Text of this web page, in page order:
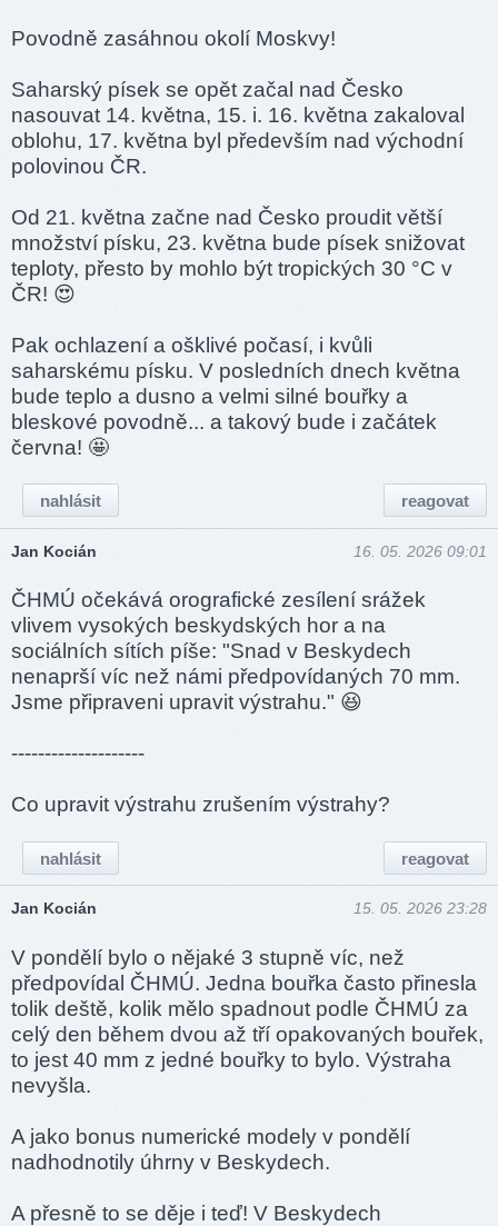
Povodně zasáhnou okolí Moskvy!
Saharský písek se opět začal nad Česko
nasouvat 14. května, 15. i. 16. května zakaloval
oblohu, 17. května byl především nad východní
polovinou ČR.
Od 21. května začne nad Česko proudit větší
množství písku, 23. května bude písek snižovat
teploty, přesto by mohlo být tropických 30 °C v
ČR! 😍
Pak ochlazení a ošklivé počasí, i kvůli
saharskému písku. V posledních dnech května
bude teplo a dusno a velmi silné bouřky a
bleskové povodně... a takový bude i začátek
června! 🤩
reagovat
nahlásit
Jan Kocián 16. 05. 2026 09:01
ČHMÚ očekává orografické zesílení srážek
vlivem vysokých beskydských hor a na
sociálních sítích píše: "Snad v Beskydech
nenaprší víc než námi předpovídaných 70 mm.
Jsme připraveni upravit výstrahu." 😆
--------------------
Co upravit výstrahu zrušením výstrahy?
reagovat
nahlásit
Jan Kocián 15. 05. 2026 23:28
V pondělí bylo o nějaké 3 stupně víc, než
předpovídal ČHMÚ. Jedna bouřka často přinesla
tolik deště, kolik mělo spadnout podle ČHMÚ za
celý den během dvou až tří opakovaných bouřek,
to jest 40 mm z jedné bouřky to bylo. Výstraha
nevyšla.
A jako bonus numerické modely v pondělí
nadhodnotily úhrny v Beskydech.
A přesně to se děje i teď! V Beskydech